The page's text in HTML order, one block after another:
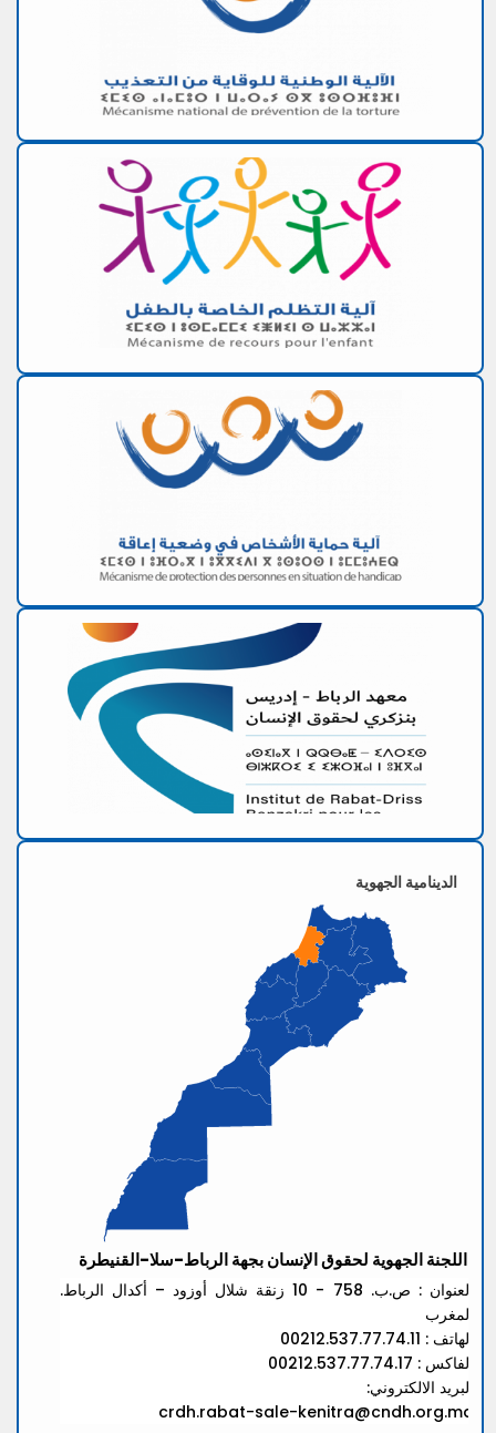
الدينامية الجهوية
اللجنة الجهوية لحقوق الإنسان بجهة الرباط-سلا-القنيطرة
العنوان : ص.ب. 758 - 10 زنقة شلال أوزود – أكدال الرباط.
المغرب
الهاتف : 00212.537.77.74.11
الفاكس : 00212.537.77.74.17
البريد الالكتروني:
crdh.rabat-sale-kenitra@cndh.org.ma